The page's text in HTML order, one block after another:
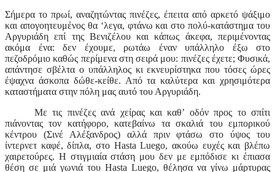
Σήμερα το πρωί, αναζητώντας πινέζες, έπειτα από αρκετό ψάξιμο
και απογοητευμένος θα ‘λεγα, φτάνω και στο πολύ-κατάστημα του
Αργυριάδη επί της Βενιζέλου και κάπως άκεφα, περιμένοντας
ακόμα ένα: δεν έχουμε, ρωτάω έναν υπάλληλο έξω στο
πεζοδρόμιο καθώς περίμενα στη σειρά μου: πινέζες έχετε; Φυσικά,
απάντησε σβέλτα ο υπάλληλος κι εκνευρίστηκα που τόσες ώρες
έψαχνα άσκοπα δώθε-κείθε. Από τα καλύτερα και χρησιμότερα
καταστήματα στην πόλη μας αυτό του Αργυριάδη.
Με τις πινέζες ανά χείρας και καθ’ οδόν προς το σπίτι
πιάνοντας τον κατήφορο, κατεβαίνω τα σκαλιά του εμπορικού
κέντρου (Σινέ Αλέξανδρος) αλλά πριν φτάσω στο ύψος του
ίντερνετ καφέ, δίπλα, στο Hasta Luego, ακούω ευχές και βλέπω
χαιρετούρες. Η στιγμιαία στάση μου δεν με εμπόδισε κι έπιασα
θέση σε μιά γωνιά του Hasta Luego, θέλησα να γίνω μάρτυρας